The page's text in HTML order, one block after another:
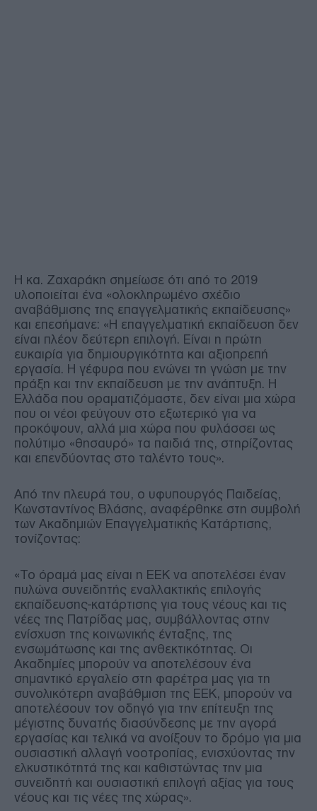
Η κα. Ζαχαράκη σημείωσε ότι από το 2019
υλοποιείται ένα «ολοκληρωμένο σχέδιο
αναβάθμισης της επαγγελματικής εκπαίδευσης»
και επεσήμανε: «Η επαγγελματική εκπαίδευση δεν
είναι πλέον δεύτερη επιλογή. Είναι η πρώτη
ευκαιρία για δημιουργικότητα και αξιοπρεπή
εργασία. Η γέφυρα που ενώνει τη γνώση με την
πράξη και την εκπαίδευση με την ανάπτυξη. Η
Ελλάδα που οραματιζόμαστε, δεν είναι μια χώρα
που οι νέοι φεύγουν στο εξωτερικό για να
προκόψουν, αλλά μια χώρα που φυλάσσει ως
πολύτιμο «θησαυρό» τα παιδιά της, στηρίζοντας
και επενδύοντας στο ταλέντο τους».
Από την πλευρά του, ο υφυπουργός Παιδείας,
Κωνσταντίνος Βλάσης, αναφέρθηκε στη συμβολή
των Ακαδημιών Επαγγελματικής Κατάρτισης,
τονίζοντας:
«Το όραμά μας είναι η ΕΕΚ να αποτελέσει έναν
πυλώνα συνειδητής εναλλακτικής επιλογής
εκπαίδευσης-κατάρτισης για τους νέους και τις
νέες της Πατρίδας μας, συμβάλλοντας στην
ενίσχυση της κοινωνικής ένταξης, της
ενσωμάτωσης και της ανθεκτικότητας. Οι
Ακαδημίες μπορούν να αποτελέσουν ένα
σημαντικό εργαλείο στη φαρέτρα μας για τη
συνολικότερη αναβάθμιση της ΕΕΚ, μπορούν να
αποτελέσουν τον οδηγό για την επίτευξη της
μέγιστης δυνατής διασύνδεσης με την αγορά
εργασίας και τελικά να ανοίξουν το δρόμο για μια
ουσιαστική αλλαγή νοοτροπίας, ενισχύοντας την
ελκυστικότητά της και καθιστώντας την μια
συνειδητή και ουσιαστική επιλογή αξίας για τους
νέους και τις νέες της χώρας».